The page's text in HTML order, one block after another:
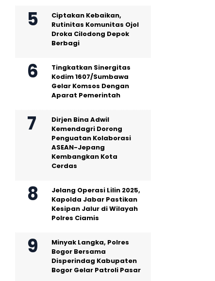
Ciptakan Kebaikan,
Rutinitas Komunitas Ojol
Droka Cilodong Depok
Berbagi
Tingkatkan Sinergitas
Kodim 1607/Sumbawa
Gelar Komsos Dengan
Aparat Pemerintah
Dirjen Bina Adwil
Kemendagri Dorong
Penguatan Kolaborasi
ASEAN-Jepang
Kembangkan Kota
Cerdas
Jelang Operasi Lilin 2025,
Kapolda Jabar Pastikan
Kesipan Jalur di Wilayah
Polres Ciamis
Minyak Langka, Polres
Bogor Bersama
Disperindag Kabupaten
Bogor Gelar Patroli Pasar